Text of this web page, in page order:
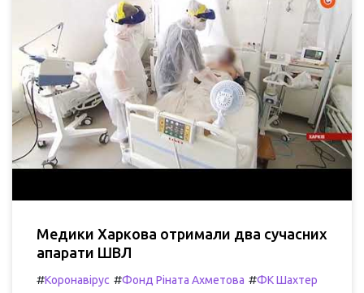
Медики Харкова отримали два сучасних
апарати ШВЛ
#Коронавірус #Фонд Ріната Ахметова #ФК Шахтер